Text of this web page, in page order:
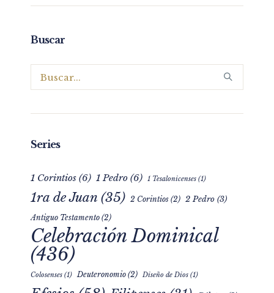
1 Corintios(6) 1 Pedro
1ra de Juan (35)
Antiguo Testamento(2)
Celebración Dominical
(436)
Colosenses Deuteronomio(2) Diseño de Dios (1)